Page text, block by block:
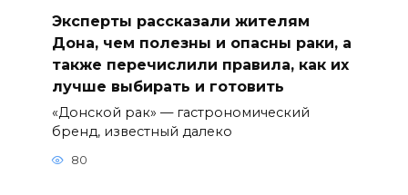
Эксперты рассказали жителям
Дона, чем полезны и опасны раки, а
также перечислили правила, как их
лучше выбирать и готовить
«Донской рак» — гастрономический
бренд, известный далеко
80